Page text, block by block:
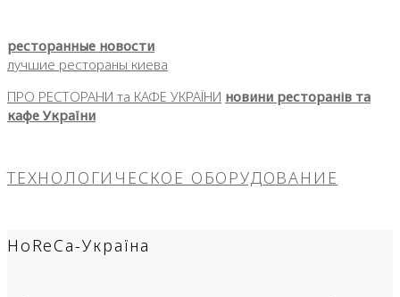
ресторанные новости
лучшие рестораны киева
ПРО РЕСТОРАНИ та КАФЕ УКРАЇНИ новини ресторанів та
кафе України
ТЕХНОЛОГИЧЕСКОЕ ОБОРУДОВАНИЕ
HoReCa-Україна